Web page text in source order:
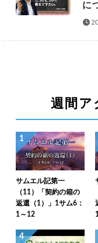
に
週間ア
1
サムエル記第一
（11）「契約の箱の
返還（1）」1サム6：
1～12
4